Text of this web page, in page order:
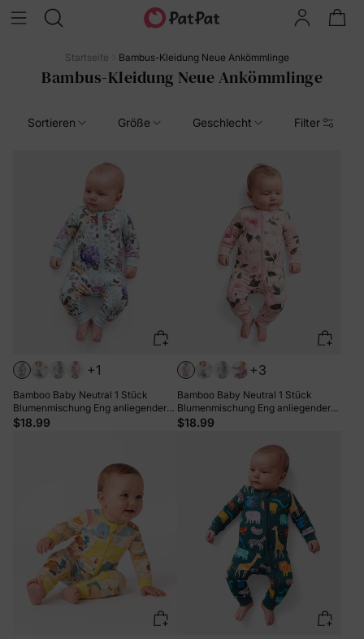
Startseite Bambus-Kleidung Neue Ankömmlinge
Bambus-Kleidung Neue Ankömmlinge
Sortieren Größe Geschlecht Filter
+1
Bamboo Baby Neutral 1 Stück
Blumenmischung Eng anliegender
Reißverschluss Fußloser
$18.99
+3
Bamboo Baby Neutral 1 Stück
Blumenmischung Eng anliegender
Reißverschluss Fußloser
$18.99